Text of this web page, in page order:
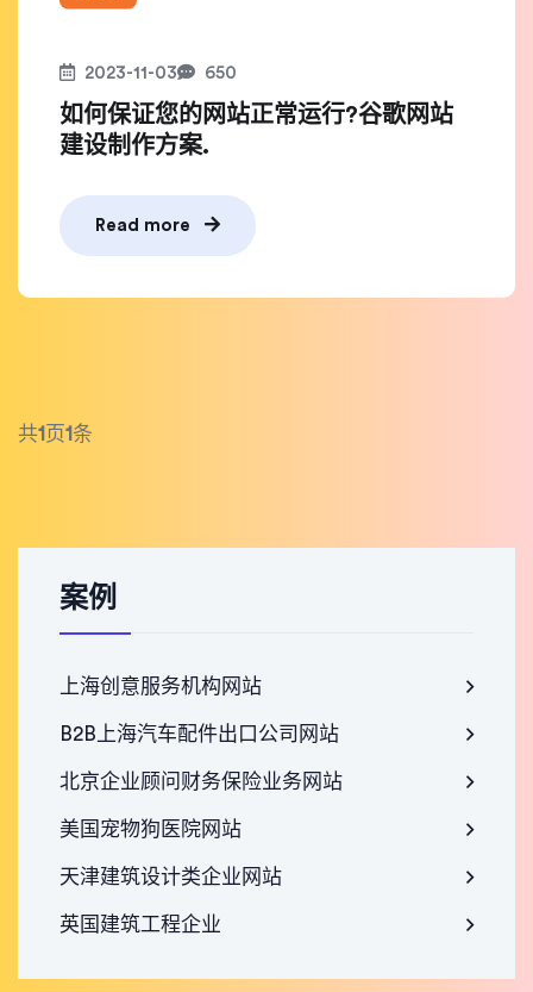
2023-11-03 650
如何保证您的网站正常运行?谷歌网站
建设制作方案.
Read more
共1 页1条
案例
上海创意服务机构网站
B2B上海汽车配件出口公司网站
北京企业顾问财务保险业务网站
美国宠物狗医院网站
天津建筑设计类企业网站
英国建筑工程企业